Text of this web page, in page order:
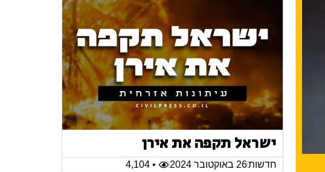
ישראל תקפה את אירן
חדשות26 באוקטובר 2024 • 4,104